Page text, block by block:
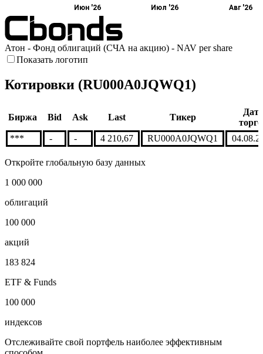
Июн '26 Июл '26 Авг '26
Атон - Фонд облигаций (СЧА на акцию) - NAV per share
Показать логотип
Котировки (RU000A0JQWQ1)
Биржа Bid Ask Last Тикер
Дата
***
- - 4 210,67 RU000A0JQWQ1
Откройте глобальную базу данных
1 000 000
облигаций
100 000
акций
183 824
ETF & Funds
100 000
индексов
Отслеживайте свой портфель наиболее эффективным